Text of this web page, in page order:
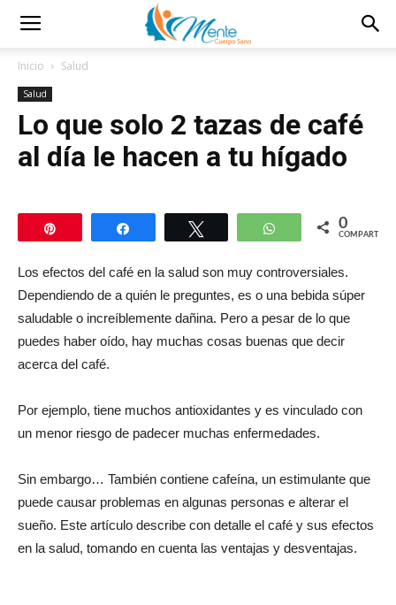
Inicio Salud
Salud
Lo que solo 2 tazas de café
al día le hacen a tu hígado
Compartir WhatsApp
0
COMPARTIR
Los efectos del café en la salud son muy controversiales.
Dependiendo de a quién le preguntes, es o una bebida súper
saludable o increíblemente dañina. Pero a pesar de lo que
puedes haber oído, hay muchas cosas buenas que decir
acerca del café.
Por ejemplo, tiene muchos antioxidantes y es vinculado con
un menor riesgo de padecer muchas enfermedades.
Sin embargo… También contiene cafeína, un estimulante que
puede causar problemas en algunas personas e alterar el
sueño. Este artículo describe con detalle el café y sus efectos
en la salud, tomando en cuenta las ventajas y desventajas.